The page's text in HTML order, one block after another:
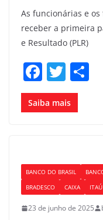
As funcionárias e
receber a primeira
e Resultado (PLR)
F
a
c
o
o
k
T
w
itt
Saiba mais
BANCO DO BRASIL
BRADESCO
CAIXA ITAÚ
23 de junho de 2025